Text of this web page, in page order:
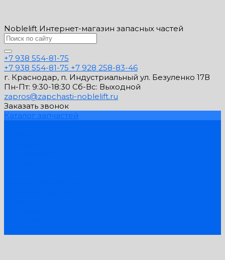
Noblelift Интернет-магазин запасных частей
+7 938 554-81-75
+7 938 554-81-75 +7 928 258-83-46
г. Краснодар, п. Индустриальный ул. Безуленко 17В
Пн-Пт: 9:30-18:30 Cб-Вс: Выходной
zapros@zapchasti-noblelift.ru
Заказать звонок
Каталог запчастей